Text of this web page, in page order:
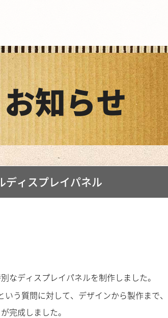
お知らせ
ディスプレイパネル
なディスプレイパネルを制作しました。
いう質問に対して、デザインから製作まで
完成しました。